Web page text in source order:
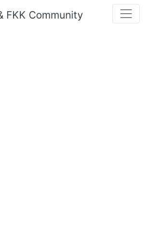
FKK Community